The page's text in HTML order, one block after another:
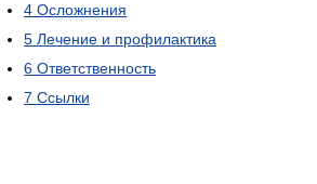
4 Осложнения
5 Лечение и профилактика
6 Ответственность
7 Ссылки